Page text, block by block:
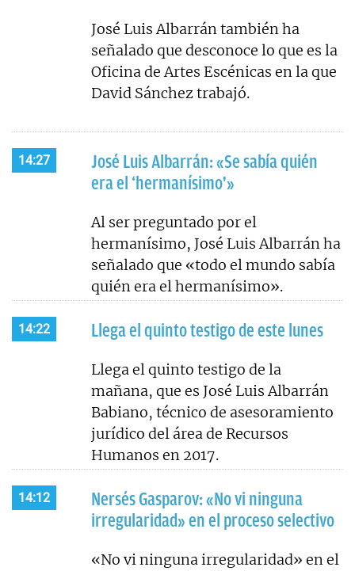
José Luis Albarrán también ha
señalado que desconoce lo que es la
Oficina de Artes Escénicas en la que
David Sánchez trabajó.
14:27
José Luis Albarrán: «Se sabía quién
era el ‘hermanísimo'»
Al ser preguntado por el
hermanísimo, José Luis Albarrán ha
señalado que «todo el mundo sabía
quién era el hermanísimo».
14:22 Llega el quinto testigo de este lunes
Llega el quinto testigo de la
mañana, que es José Luis Albarrán
Babiano, técnico de asesoramiento
jurídico del área de Recursos
Humanos en 2017.
14:12
Nersés Gasparov: «No vi ninguna
irregularidad» en el proceso selectivo
«No vi ninguna irregularidad» en el